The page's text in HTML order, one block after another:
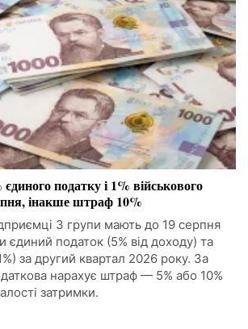
податку і 1% військового
інакше штраф 10%
3 групи мають до 19 серпня
єдиний податок (5% від доходу) та
за другий квартал 2026 року. За
нарахує штраф — 5% або 10%
затримки.